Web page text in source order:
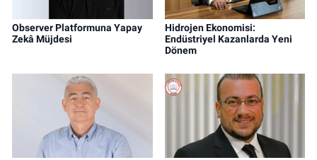
Observer Platformuna Yapay
Zekâ Müjdesi
Hidrojen Ekonomisi:
Endüstriyel Kazanlarda Yeni
Dönem